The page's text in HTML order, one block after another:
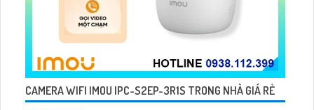
CAMERA WIFI IMOU IPC-S2EP-3R1S TRONG NHÀ GIÁ RẺ